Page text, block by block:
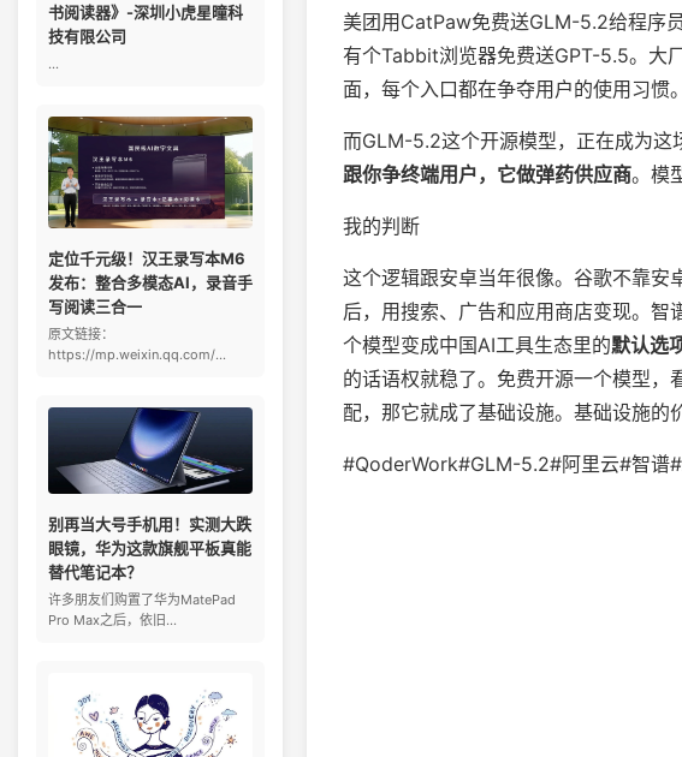
书阅读器》-深圳小虎星曈科
技有限公司
...
定位千元级！汉王录写本M6
发布：整合多模态AI，录音手
写阅读三合一
原文链接：
https://mp.weixin.qq.com/...
别再当大号手机用！实测大跌
眼镜，华为这款旗舰平板真能
替代笔记本？
许多朋友们购置了华为MatePad
Pro Max之后，依旧...
美团用CatPaw免费送GLM-5.2给程序
有个Tabbit浏览器免费送GPT-5.5。大
面，每个入口都在争夺用户的使用习惯。
而GLM-5.2这个开源模型，正在成为这
跟你争终端用户，它做弹药供应商。模
我的判断
这个逻辑跟安卓当年很像。谷歌不靠安
后，用搜索、广告和应用商店变现。
个模型变成中国AI工具生态里的默认选
的话语权就稳了。免费开源一个模型
配，那它就成了基础设施。基础设施的
#QoderWork#GLM-5.2#阿里云#智谱